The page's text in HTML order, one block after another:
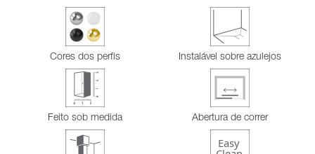
Cores dos perfis Instalável sobre azulejos
Feito sob medida Abertura de correr